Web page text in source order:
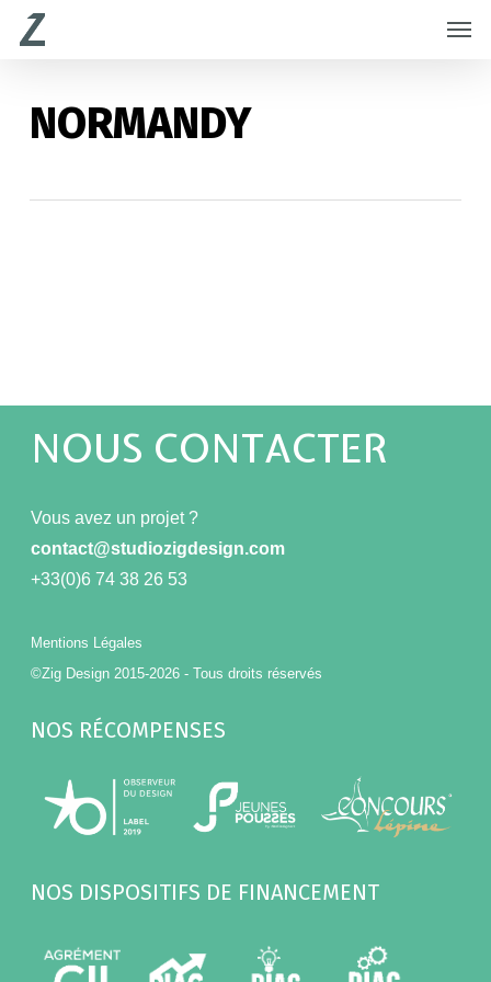
Skip
contentNORMANDY
NOUS CONTACTER
Vous avez un projet ?
contact@studiozigdesign.com
+33(0)6 74 38 26 53
Mentions Légales
©Zig Design 2015-2026 - Tous droits réservés
NOS RÉCOMPENSES
NOS DISPOSITIFS DE FINANCEMENT